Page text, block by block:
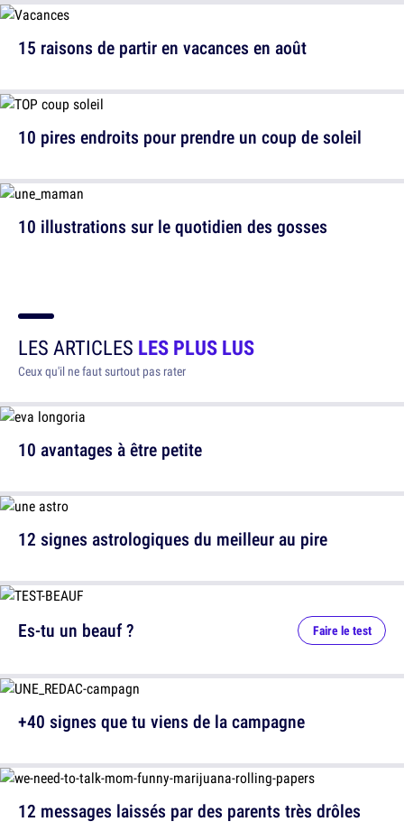
10 pires endroits pour prendre un coup de soleil
15 raisons de partir en vacances en août
10 illustrations sur le quotidien des gosses
LES ARTICLES LES PLUS LUS
Ceux qu'il ne faut surtout pas rater
10 avantages à être petite
12 signes astrologiques du meilleur au pire
12 messages laissés par des parents très drôles
Es-tu un beauf ? Faire le test
+40 signes que tu viens de la campagne